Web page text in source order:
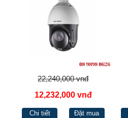
22,240,000 vnđ
12,232,000 vnđ
Chi tiết Đặt mua